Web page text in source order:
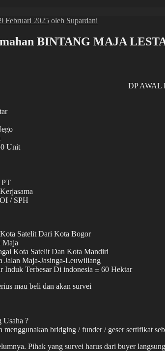
9 Februari 2025 oleh Supardani
BINTANG MAJA
DP AWAL
Unit
PT
/ SPH
Satelit Dari Kota Bogor
Maja
Kota Satelit Dan Kota Mandiri
Jalan Maja-Jasinga-Leuwiliang
Induk Terbesar Di indonesia ± 60 Hektar
mau beli dan akan survei
Usaha ?
menggunakan bridging / funder / geser sertifikat
Pihak yang survei harus dari buyer